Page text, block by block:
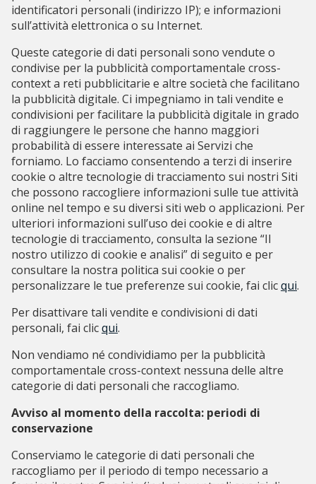
identificatori personali (indirizzo IP); e informazioni
sull’attività elettronica o su Internet.
Queste categorie di dati personali sono vendute o
condivise per la pubblicità comportamentale cross-
context a reti pubblicitarie e altre società che facilitano
la pubblicità digitale. Ci impegniamo in tali vendite e
condivisioni per facilitare la pubblicità digitale in grado
di raggiungere le persone che hanno maggiori
probabilità di essere interessate ai Servizi che
forniamo. Lo facciamo consentendo a terzi di inserire
cookie o altre tecnologie di tracciamento sui nostri Siti
che possono raccogliere informazioni sulle tue attività
online nel tempo e su diversi siti web o applicazioni. Per
ulteriori informazioni sull’uso dei cookie e di altre
tecnologie di tracciamento, consulta la sezione “Il
nostro utilizzo di cookie e analisi” di seguito e per
consultare la nostra politica sui cookie o per
personalizzare le tue preferenze sui cookie, fai clicqui.
Per disattivare tali vendite e condivisioni di dati
personali, fai clicqui.
Non vendiamo né condividiamo per la pubblicità
comportamentale cross-context nessuna delle altre
categorie di dati personali che raccogliamo.
Avviso al momento della raccolta: periodi di
conservazione
Conserviamo le categorie di dati personali che
raccogliamo per il periodo di tempo necessario a